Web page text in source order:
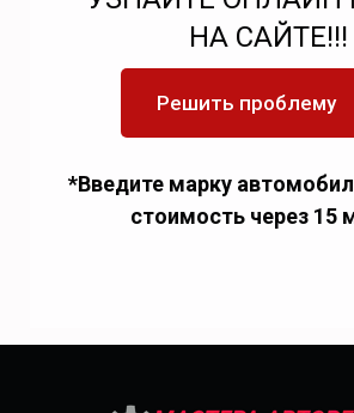
НА САЙТЕ!!!
Решить проблему
*Введите марку
стоимость через 15